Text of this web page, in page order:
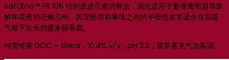
SafŒno™ PR 106 特别促进萜烯的释放，因此适用于麝香葡萄酒等新
鲜和花香的萜烯品种。其淀粉质和果味之间的平衡也非常适合在温暖
气候下生长的霞多丽基底。
特雷维索 DOC – Glera，10.4% v/v，pH 3.3，普罗塞克气泡基酒。